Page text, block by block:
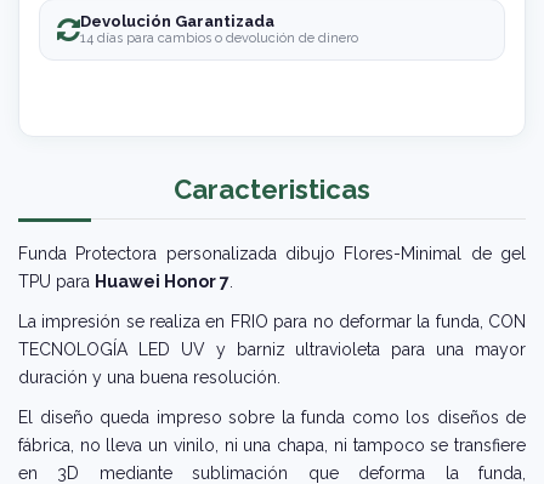
Devolución Garantizada
14 días para cambios o devolución de dinero
Caracteristicas
Funda Protectora personalizada dibujo Flores-Minimal de gel
TPU para Huawei Honor 7.
La impresión se realiza en FRIO para no deformar la funda, CON
TECNOLOGÍA LED UV y barniz ultravioleta para una mayor
duración y una buena resolución.
El diseño queda impreso sobre la funda como los diseños de
fábrica, no lleva un vinilo, ni una chapa, ni tampoco se transfiere
en 3D mediante sublimación que deforma la funda,